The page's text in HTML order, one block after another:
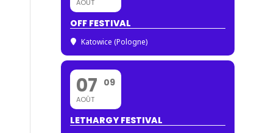
AOÛT
OFF FESTIVAL
Katowice (Pologne)
07
AOÛT
09
LETHARGY FESTIVAL